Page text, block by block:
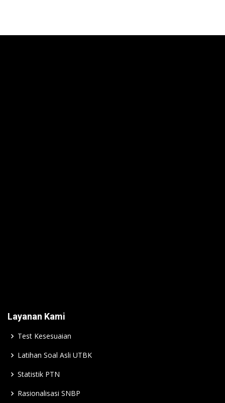
Layanan Kami
Test Kesesuaian
Latihan Soal Asli UTBK
Statistik PTN
Rasionalisasi SNBP